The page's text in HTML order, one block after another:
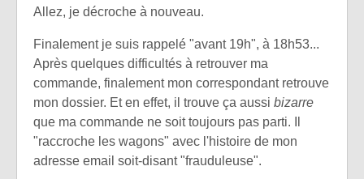
Allez, je décroche à nouveau.
Finalement je suis rappelé "avant 19h", à 18h53...
Après quelques difficultés à retrouver ma
commande, finalement mon correspondant retrouve
mon dossier. Et en effet, il trouve ça aussi bizarre
que ma commande ne soit toujours pas parti. Il
"raccroche les wagons" avec l'histoire de mon
adresse email soit-disant "frauduleuse".